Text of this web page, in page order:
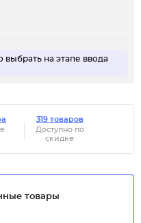
на этапе ввода
319 товаров
Доступно по
скидке
товары